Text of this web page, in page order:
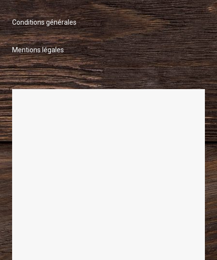
Conditions générales
Mentions légales